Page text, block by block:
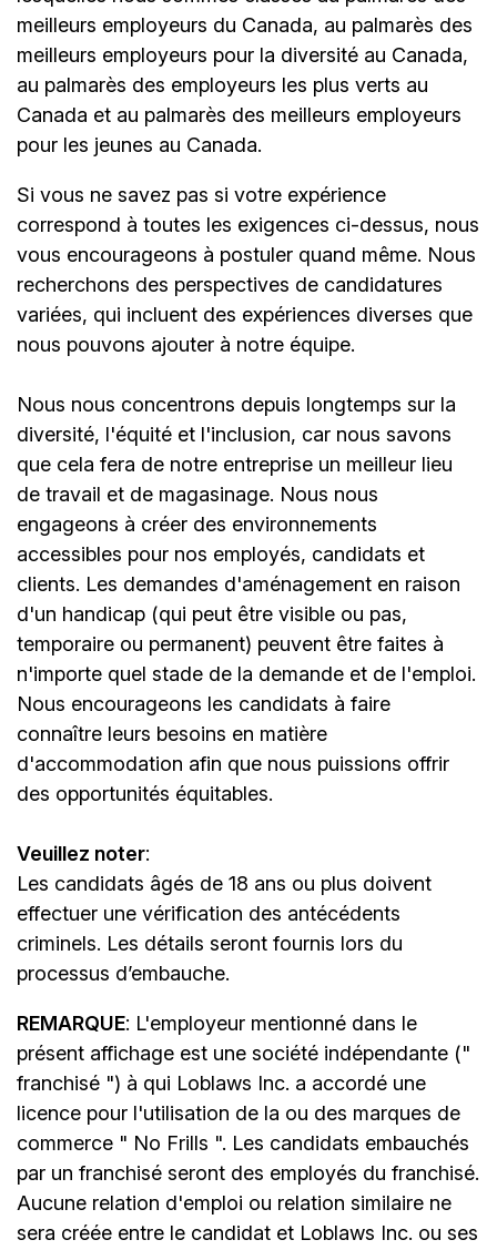
meilleurs employeurs du Canada, au palmarès des
meilleurs employeurs pour la diversité au Canada,
au palmarès des employeurs les plus verts au
Canada et au palmarès des meilleurs employeurs
pour les jeunes au Canada.
Si vous ne savez pas si votre expérience
correspond à toutes les exigences ci-dessus, nous
vous encourageons à postuler quand même. Nous
recherchons des perspectives de candidatures
variées, qui incluent des expériences diverses que
nous pouvons ajouter à notre équipe.
Nous nous concentrons depuis longtemps sur la
diversité, l'équité et l'inclusion, car nous savons
que cela fera de notre entreprise un meilleur lieu
de travail et de magasinage. Nous nous
engageons à créer des environnements
accessibles pour nos employés, candidats et
clients. Les demandes d'aménagement en raison
d'un handicap (qui peut être visible ou pas,
temporaire ou permanent) peuvent être faites à
n'importe quel stade de la demande et de l'emploi.
Nous encourageons les candidats à faire
connaître leurs besoins en matière
d'accommodation afin que nous puissions offrir
des opportunités équitables.
Veuillez noter:
Les candidats âgés de 18 ans ou plus doivent
effectuer une vérification des antécédents
criminels. Les détails seront fournis lors du
processus d’embauche.
REMARQUE: L'employeur mentionné dans le
présent affichage est une société indépendante ("
franchisé ") à qui Loblaws Inc. a accordé une
licence pour l'utilisation de la ou des marques de
commerce " No Frills ". Les candidats embauchés
par un franchisé seront des employés du franchisé.
Aucune relation d'emploi ou relation similaire ne
sera créée entre le candidat et Loblaws Inc. ou ses